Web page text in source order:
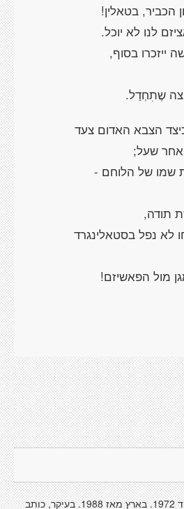
הכביר, בטאלין!
לנו לא יוכל.
ייזכרו בסוף,
שֶתִחְדַל.
הצבא האדום צעד
אחר שעל;
שמו של הלוחם -
תודה,
לא נפל בסטאלינגרד
מול הפאשיזם!
משורר ופעיל ציבור ידוע. יליד 1972. בארץ מאז 1988. בעיקר, כותב